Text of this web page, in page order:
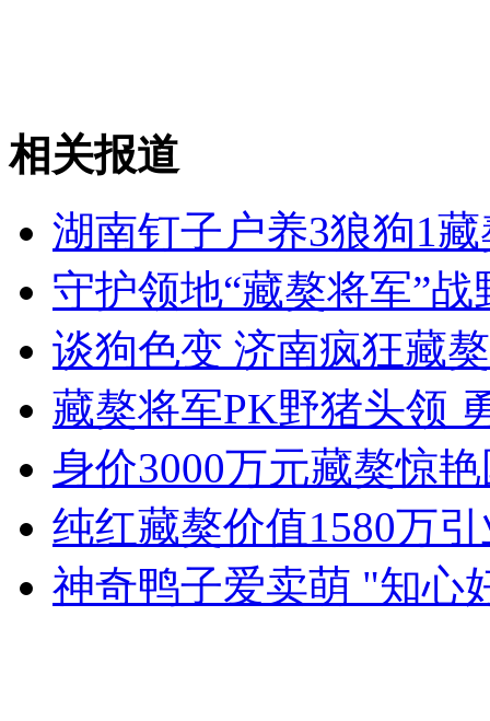
山西运城恶犬咬伤多人 警民合力深夜将其击毙
女孩北京地铁殴打老人 痛下狠手拳打脚踢
无痛分娩是否安全 医生回应
外交部：反对强权政治霸凌主义
外交部：有关国家言论片面不公正
安徽一实载49人客车翻车
相关报道
湖南钉子户养3狼狗1
守护领地“藏獒将军”战
谈狗色变 济南疯狂藏
藏獒将军PK野猪头领
身价3000万元藏獒惊
纯红藏獒价值1580万
神奇鸭子爱卖萌 "知心